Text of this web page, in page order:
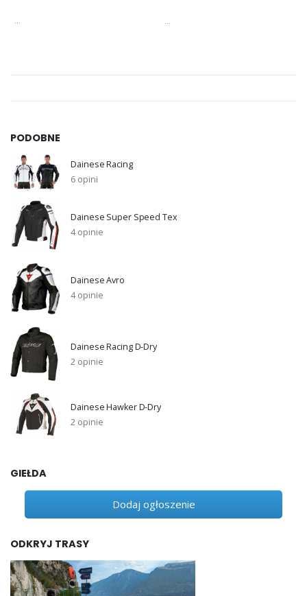
... ...
PODOBNE
Dainese Racing
6 opini
Dainese Super Speed Tex
4 opinie
Dainese Avro
4 opinie
Dainese Racing D-Dry
2 opinie
Dainese Hawker D-Dry
2 opinie
GIEŁDA
Dodaj ogłoszenie
ODKRYJ TRASY